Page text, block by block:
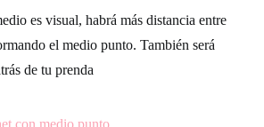
es visual, habrá más distancia entre
el medio punto. También será
de tu prenda